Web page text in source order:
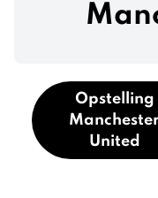
Opstelling
United